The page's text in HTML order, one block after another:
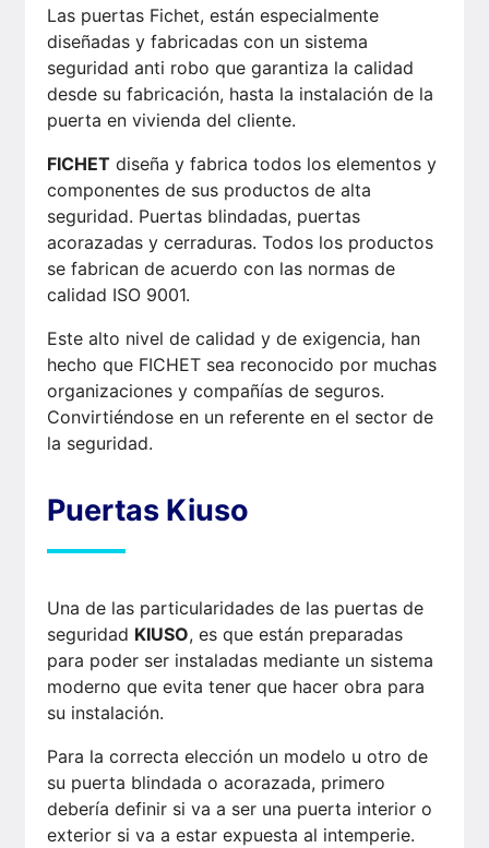
Las puertas Fichet, están especialmente
diseñadas y fabricadas con un sistema
seguridad anti robo que garantiza la calidad
desde su fabricación, hasta la instalación de la
puerta en vivienda del cliente.
FICHET diseña y fabrica todos los elementos y
componentes de sus productos de alta
seguridad. Puertas blindadas, puertas
acorazadas y cerraduras. Todos los productos
se fabrican de acuerdo con las normas de
calidad ISO 9001.
Este alto nivel de calidad y de exigencia, han
hecho que FICHET sea reconocido por muchas
organizaciones y compañías de seguros.
Convirtiéndose en un referente en el sector de
la seguridad.
Puertas Kiuso
Una de las particularidades de las puertas de
seguridad KIUSO, es que están preparadas
para poder ser instaladas mediante un sistema
moderno que evita tener que hacer obra para
su instalación.
Para la correcta elección un modelo u otro de
su puerta blindada o acorazada, primero
debería definir si va a ser una puerta interior o
exterior si va a estar expuesta al intemperie.